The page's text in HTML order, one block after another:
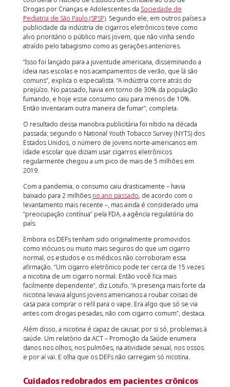
Drogas por Crianças e Adolescentes da Sociedade de
Pediatria de São Paulo (SPSP). Segundo ele, em outros países a
publicidade da indústria de cigarros eletrônicos teve como
alvo prioritário o público mais jovem, que não vinha sendo
atraído pelo tabagismo como as gerações anteriores.
“Isso foi lançado para a juventude americana, disseminando a
ideia nas escolas e nos acampamentos de verão, que lá são
comuns”, explica o especialista. “A indústria corre atrás do
prejuízo. No passado, havia em torno de 30% da população
fumando, e hoje esse consumo caiu para menos de 10%.
Então inventaram outra maneira de fumar”, completa.
O resultado dessa manobra publicitária foi nítido na década
passada: segundo o National Youth Tobacco Survey (NYTS) dos
Estados Unidos, o número de jovens norte-americanos em
idade escolar que diziam usar cigarros eletrônicos
regularmente chegou a um pico de mais de 5 milhões em
2019.
Com a pandemia, o consumo caiu drasticamente – havia
baixado para 2 milhões no ano passado, de acordo com o
levantamento mais recente –, mas ainda é considerado uma
“preocupação contínua” pela FDA, a agência regulatória do
país.
Embora os DEFs tenham sido originalmente promovidos
como inócuos ou muito mais seguros do que um cigarro
normal, os estudos e os médicos não corroboram essa
afirmação. “Um cigarro eletrônico pode ter cerca de 15 vezes
a nicotina de um cigarro normal. Então você fica mais
facilmente dependente”, diz Lotufo. “A presença mais forte da
nicotina levava alguns jovens americanos a roubar coisas de
casa para comprar o refil para o vape. Era algo que só se via
antes com drogas pesadas, não com cigarro comum”, destaca.
Além disso, a nicotina é capaz de causar, por si só, problemas à
saúde. Um relatório da ACT – Promoção da Saúde enumera
danos nos olhos, nos pulmões, na atividade sexual, nos ossos
e por aí vai. E olha que os DEFs não carregam só nicotina.
Cuidados redobrados em pacientes crônicos